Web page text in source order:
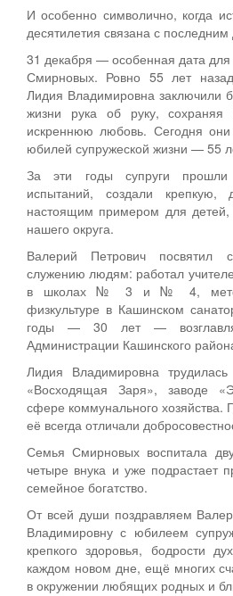
И особенно символично, когда
десятилетия связана с
31 декабря — особенная дата
Смирновых. Ровно 55 лет
Лидия Владимировна заключили
жизни рука об руку, сохраняя
искреннюю любовь. Сегодня
юбилей супружеской жизни — 55
За эти годы супруги
испытаний, создали
настоящим примером для детей,
нашего округа.
Валерий Петрович посвятил
служению людям: работал
в школах № 3 и № 4,
физкультуре в Кашинском
годы — 30 лет —
Администрации Кашинского
Лидия Владимировна
«Восходящая Заря», заводе
сфере коммунального хозяйства.
её всегда отличали
Семья Смирновых воспитала
четыре внука и уже подрастает
семейное богатство.
От всей души поздравляем
Владимировну с юбилеем
крепкого здоровья, бодрости
каждом новом дне, ещё многих
в окружении любящих родных и